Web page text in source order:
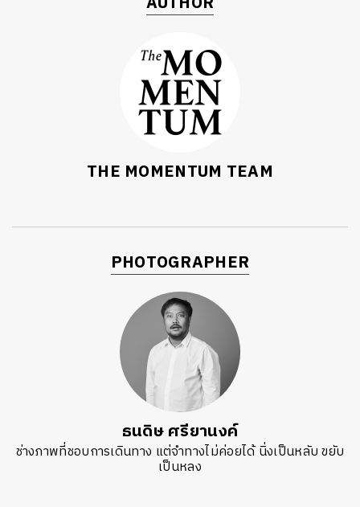
THE MOMENTUM TEAM
PHOTOGRAPHER
ธนดิษ​ ศรี​ยา​นงค์​
ช่างภาพที่ชอบการเดินทาง แต่จำทางไม่ค่อยได้ นิ่งเป็นหลับ ขยับ
เป็นหลง